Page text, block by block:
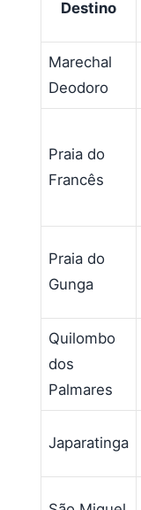
Destino
Marechal
Deodoro
Praia do
Francês
Praia do
Gunga
Quilombo
dos
Palmares
Japaratinga